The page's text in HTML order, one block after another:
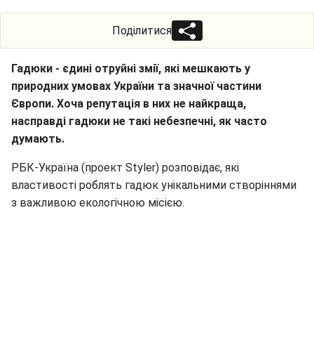
Поділитися
Гадюки - єдині отруйні змії, які мешкають у
природних умовах України та значної частини
Європи. Хоча репутація в них не найкраща,
насправді гадюки не такі небезпечні, як часто
думають.
РБК-Україна (проект Styler) розповідає, які
властивості роблять гадюк унікальними створіннями
з важливою екологічною місією.